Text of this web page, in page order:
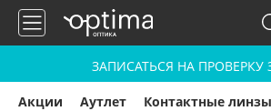
ЗАПИСАТЬСЯ НА ПРОВЕРКУ
Акции Аутлет Контактные линзы